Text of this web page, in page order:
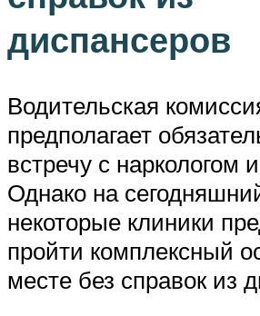
диспансеров
Водительская
предполагает
встречу с наркологом
Однако на
некоторые клиники
пройти комплексный
месте без справок из